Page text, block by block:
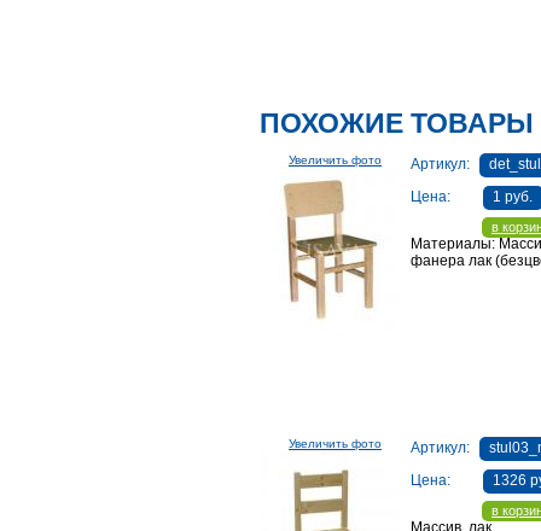
ПОХОЖИЕ ТОВАРЫ
Увеличить фото Артикул:
det_stul
Цена:
1 руб.
в
Материалы:
фанера лак
Увеличить фото Артикул:
Цена:
1326
в
Массив, лак